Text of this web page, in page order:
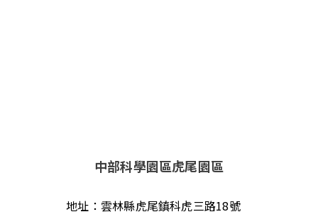
中部科學園區虎尾園區
地址： 雲林縣虎尾鎮科虎三路18號